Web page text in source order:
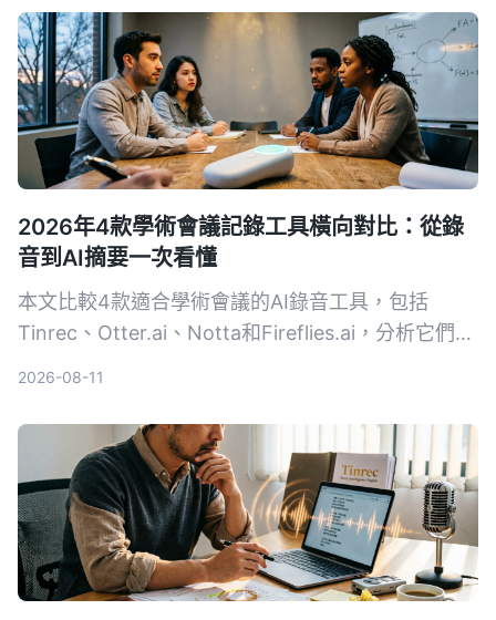
2026年4款學術會議記錄工具橫向對比：從錄
音到AI摘要一次看懂
本文比較4款適合學術會議的AI錄音工具，包括
Tinrec、Otter.ai、Notta和Fireflies.ai，分析它們在
2026-08-11